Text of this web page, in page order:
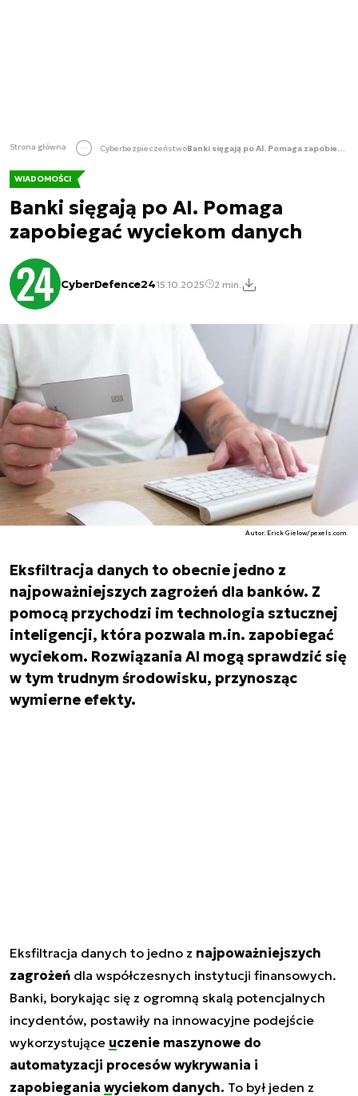
Strona główna Cyberbezpieczeństwo Banki sięgają po AI. Pomaga zapobiegać wyciekom danych
WIADOMOŚCI
Banki sięgają po AI. Pomaga
zapobiegać wyciekom danych
CyberDefence2415.10.2025 2 min.
Autor. Erick Gielow/pexels.com
Eksfiltracja danych to obecnie jedno z
najpoważniejszych zagrożeń dla banków. Z
pomocą przychodzi im technologia sztucznej
inteligencji, która pozwala m.in. zapobiegać
wyciekom. Rozwiązania AI mogą sprawdzić się
w tym trudnym środowisku, przynosząc
wymierne efekty.
Eksfiltracja danych to jedno z najpoważniejszych
zagrożeń dla współczesnych instytucji finansowych.
Banki, borykając się z ogromną skalą potencjalnych
incydentów, postawiły na innowacyjne podejście
wykorzystujące uczenie maszynowe do
automatyzacji procesów wykrywania i
zapobiegania wyciekom danych. To był jeden z